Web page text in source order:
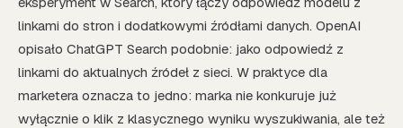
linkami do stron i dodatkowymi źródłami danych. OpenAI
opisało ChatGPT Search podobnie: jako odpowiedź z
linkami do aktualnych źródeł z sieci. W praktyce dla
marketera oznacza to jedno: marka nie konkuruje już
wyłącznie o klik z klasycznego wyniku wyszukiwania, ale też